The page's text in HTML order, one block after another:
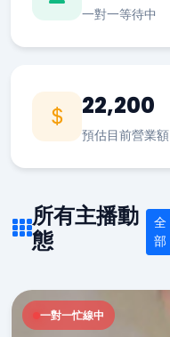
一對一等待中
22,200
預估目前營業額
所有主播動
態
全
部
一對一忙線中